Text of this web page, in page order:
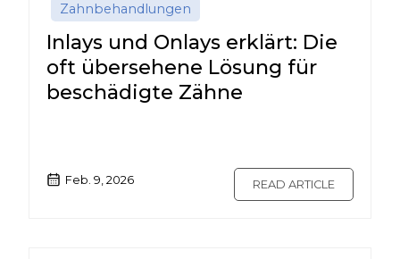
Zahnbehandlungen
Inlays und Onlays erklärt: Die
oft übersehene Lösung für
beschädigte Zähne
Feb. 9, 2026 READ ARTICLE